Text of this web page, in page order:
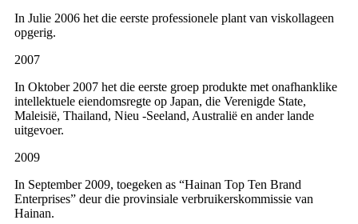
In Julie 2006 het die eerste professionele plant van viskollageen
opgerig.
2007
In Oktober 2007 het die eerste groep produkte met onafhanklike
intellektuele eiendomsregte op Japan, die Verenigde State,
Maleisië, Thailand, Nieu -Seeland, Australië en ander lande
uitgevoer.
2009
In September 2009, toegeken as “Hainan Top Ten Brand
Enterprises” deur die provinsiale verbruikerskommissie van
Hainan.